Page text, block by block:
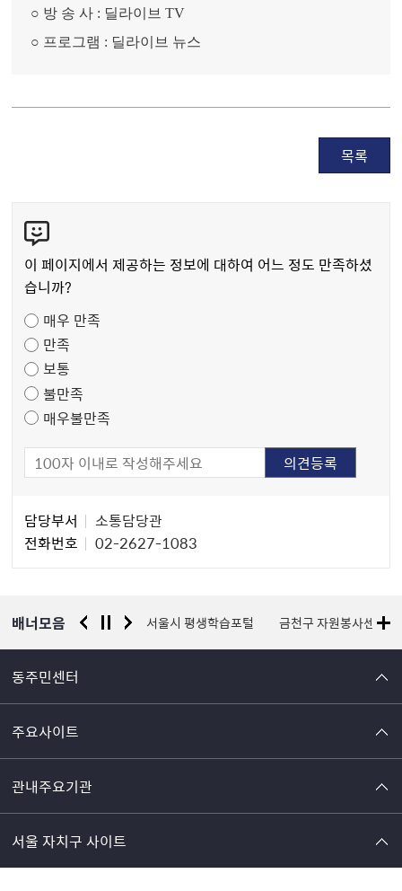
○ 방 송 사 : 딜라이브 TV
○ 프로그램 : 딜라이브 뉴스
목록
텐
츠
만
도
조
사
이 페이지에서 제공하는 정보에 대하여 어느 정도 만족하셨
습니까?
매우 만족
만족
보통
불만족
매우불만족
자
담당부서
소통담당관
전화번호
02-2627-1083
배너모음
경찰청 유실물 통합포털 서울시 평생학습포털 금천구 자원봉사센터
동주민센터
주요사이트
관내주요기관
서울 자치구 사이트